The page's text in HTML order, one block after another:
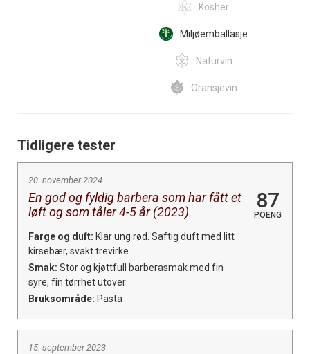
Kosher
Miljøemballasje
Naturvin
Oransjevin
Tidligere tester
20. november 2024
En god og fyldig barbera som har fått et
løft og som tåler 4-5 år (2023)
87
POENG
Farge og duft: Klar ung rød. Saftig duft med litt
kirsebær, svakt trevirke
Smak: Stor og kjøttfull barberasmak med fin
syre, fin tørrhet utover
Bruksområde: Pasta
15. september 2023